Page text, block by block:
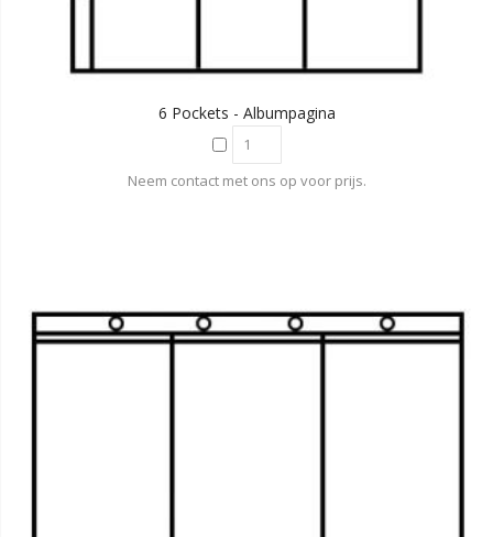
6 Pockets - Albumpagina
Neem contact met ons op voor prijs.